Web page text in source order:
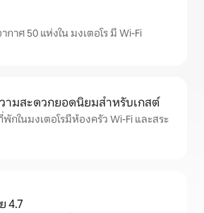
าศ 50 แห่งใน มงเตอโร มี Wi-Fi
ามสะดวกยอดนิยมสำหรับเกสต์
กในมงเตอโรมีห้องครัว Wi-Fi และสระ
4.7